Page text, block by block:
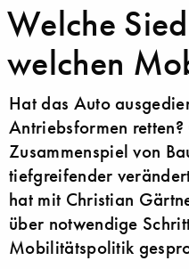
Welche
welchen
Hat das Auto
Antriebsformen
Zusammenspiel von
tiefgreifender
hat mit Christian
über notwendige
Mobilitätspolitik